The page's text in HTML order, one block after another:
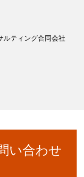
ルティング合同会社
い合わせ